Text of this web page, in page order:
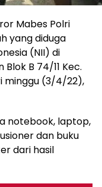
Mabes Polri
yang diduga
(NII) di
B 74/11 Kec.
minggu (3/4/22),
notebook, laptop,
dan buku
dari hasil